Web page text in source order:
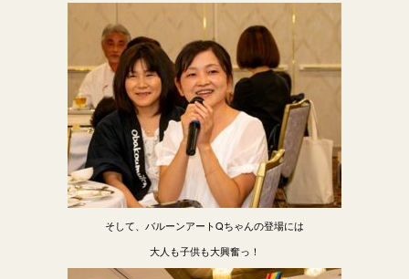
そして、バルーンアートQちゃんの登場には
大人も子供も大興奮っ！